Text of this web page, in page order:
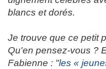
blancs et dorés.
Je trouve que ce petit
Qu'en pensez-vous ?
Fabienne : "les «